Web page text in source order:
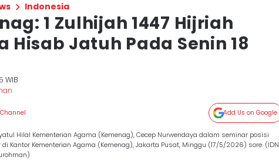
Indonesia
1 Zulhijah 1447 Hijriah
Hisab Jatuh Pada Senin 18
WIB
Channel Add Us on Google
Hilal Kementerian Agama (Kemenag), Cecep Nurwendaya dalam seminar posisi
Kantor Kementerian Agama (Kemenag), Jakarta Pusat, Minggu (17/5/2026) sore. (IDN